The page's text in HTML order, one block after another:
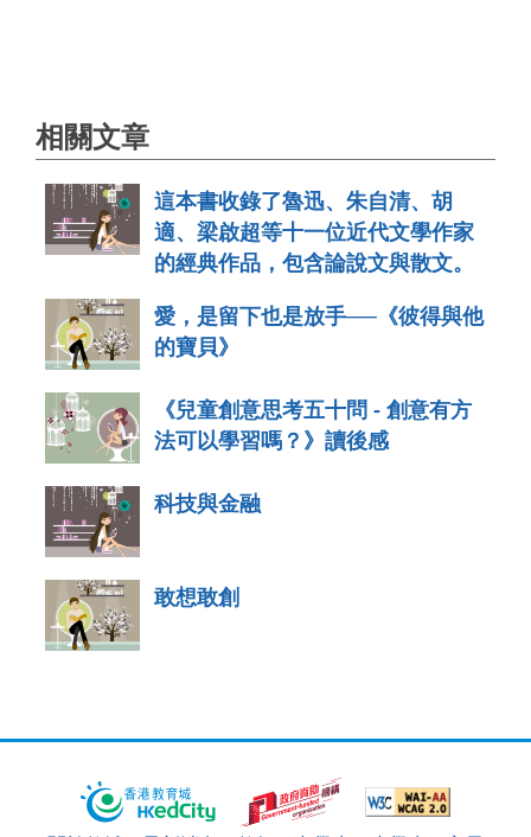
相關文章
這本書收錄了魯迅、朱自清、胡
適、梁啟超等十一位近代文學作家
的經典作品，包含論說文與散文。
愛，是留下也是放手──《彼得與他
的寶貝》
《兒童創意思考五十問 - 創意有方
法可以學習嗎？》讀後感
科技與金融
敢想敢創